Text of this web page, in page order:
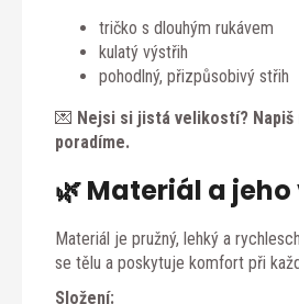
tričko s dlouhým rukávem
kulatý výstřih
pohodlný, přizpůsobivý střih
💌 Nejsi si jistá velikostí? Napiš
poradíme.
🌿 Materiál a
Materiál je pružný, lehký a
se tělu a poskytuje komfort při
Složení: